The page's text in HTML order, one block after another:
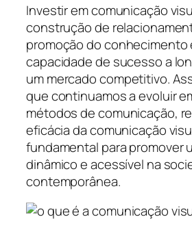
Investir em comunicação
construção de
promoção do conhecimento
capacidade de sucesso a
um mercado competitivo.
que continuamos a evoluir
métodos de comunicação,
eficácia da comunicação
fundamental para promover
dinâmico e acessível na
contemporânea.